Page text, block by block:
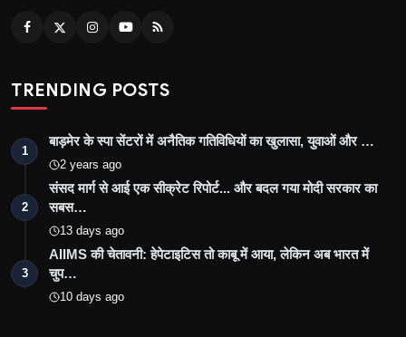
TRENDING POSTS
1
बाड़मेर के स्पा सेंटरों में अनैतिक गतिविधियों का खुलासा, युवाओं और …
2 years ago
2
संसद मार्ग से आई एक सीक्रेट रिपोर्ट... और बदल गया मोदी सरकार का
सबस…
13 days ago
3
AIIMS की चेतावनी: हेपेटाइटिस तो काबू में आया, लेकिन अब भारत में
चुप…
10 days ago